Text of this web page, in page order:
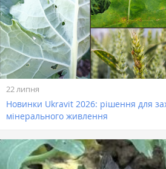
22 липня
Новинки Ukravit 2026: рішення для
мінерального живлення